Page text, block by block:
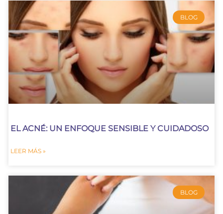
BLOG
EL ACNÉ: UN ENFOQUE SENSIBLE Y CUIDADOSO
LEER MÁS »
BLOG